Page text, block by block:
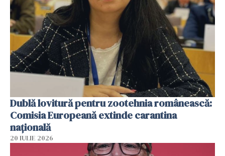
Dublă lovitură pentru zootehnia românească:
Comisia Europeană extinde carantina
națională
20 IULIE 2026